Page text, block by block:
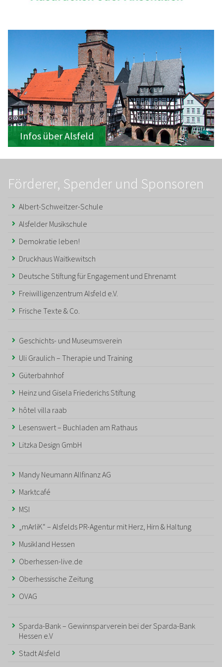
Infos über Alsfeld
Förderer, Spender und Sponsoren
Albert-Schweitzer-Schule
Alsfelder Musikschule
Demokratie leben!
Druckhaus Waitkewitsch
Deutsche Stiftung für Engagement und Ehrenamt
Freiwilligenzentrum Alsfeld e.V.
Frische Texte & Co.
Geschichts- und Museumsverein
Uli Graulich – Therapie und Training
Güterbahnhof
Heinz und Gisela Friederichs Stiftung
hôtel villa raab
Lesenswert – Buchladen am Rathaus
Litzka Design GmbH
Mandy Neumann Allfinanz AG
Marktcafé
MSI
„mArliK“ – Alsfelds PR-Agentur mit Herz, Hirn & Haltung
Musikland Hessen
Oberhessen-live.de
Oberhessische Zeitung
OVAG
Sparda-Bank – Gewinnsparverein bei der Sparda-Bank
Hessen e.V
Stadt Alsfeld